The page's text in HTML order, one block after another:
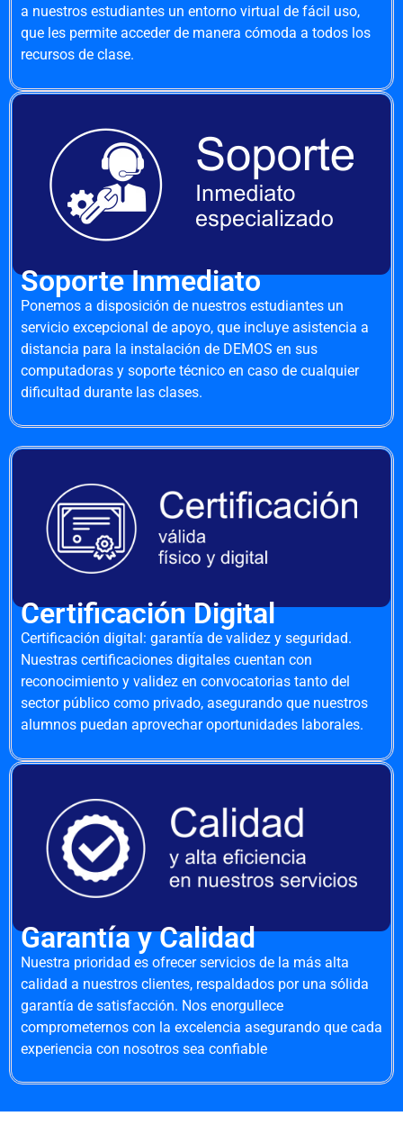
a nuestros estudiantes un entorno virtual de fácil uso,
que les permite acceder de manera cómoda a todos los
recursos de clase.
Soporte Inmediato
Ponemos a disposición de nuestros estudiantes un
servicio excepcional de apoyo, que incluye asistencia a
distancia para la instalación de DEMOS en sus
computadoras y soporte técnico en caso de cualquier
dificultad durante las clases.
Certificación Digital
Certificación digital: garantía de validez y seguridad.
Nuestras certificaciones digitales cuentan con
reconocimiento y validez en convocatorias tanto del
sector público como privado, asegurando que nuestros
alumnos puedan aprovechar oportunidades laborales.
Garantía y Calidad
Nuestra prioridad es ofrecer servicios de la más alta
calidad a nuestros clientes, respaldados por una sólida
garantía de satisfacción. Nos enorgullece
comprometernos con la excelencia asegurando que cada
experiencia con nosotros sea confiable